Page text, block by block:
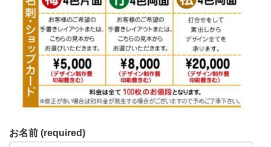
お名前 (required)